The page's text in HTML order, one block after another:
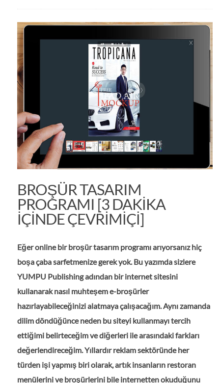
BROŞÜR TASARIM
PROGRAMI [3 DAKIKA
IÇINDE ÇEVRIMIÇI]
Eğer online bir broşür tasarım programı arıyorsanız hiç
boşa çaba sarfetmenize gerek yok. Bu yazımda sizlere
YUMPU Publishing adından bir internet sitesini
kullanarak nasıl muhteşem e-broşürler
hazırlayabileceğinizi alatmaya çalışacağım. Aynı zamanda
dilim döndüğünce neden bu siteyi kullanmayı tercih
ettiğimi belirteceğim ve diğerleri ile arasındaki farkları
değerlendireceğim. Yıllardır reklam sektöründe her
türden işi yapmış biri olarak, artık insanların restoran
menülerini ve broşürlerini bile internetten okuduğunu